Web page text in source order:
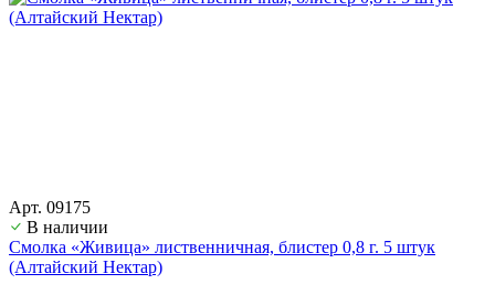
Арт. 09175
В наличии
Смолка «Живица» лиственничная, блистер 0,8 г. 5 штук
(Алтайский Нектар)